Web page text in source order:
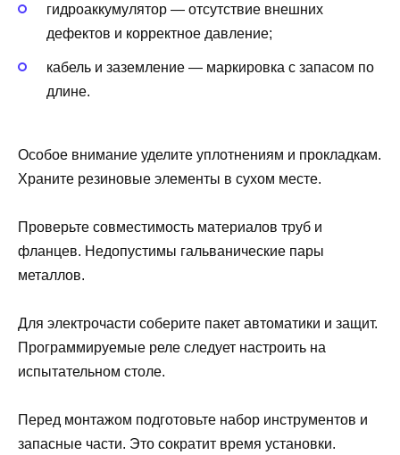
гидроаккумулятор — отсутствие внешних
дефектов и корректное давление;
кабель и заземление — маркировка с запасом по
длине.
Особое внимание уделите уплотнениям и прокладкам.
Храните резиновые элементы в сухом месте.
Проверьте совместимость материалов труб и
фланцев. Недопустимы гальванические пары
металлов.
Для электрочасти соберите пакет автоматики и защит.
Программируемые реле следует настроить на
испытательном столе.
Перед монтажом подготовьте набор инструментов и
запасные части. Это сократит время установки.